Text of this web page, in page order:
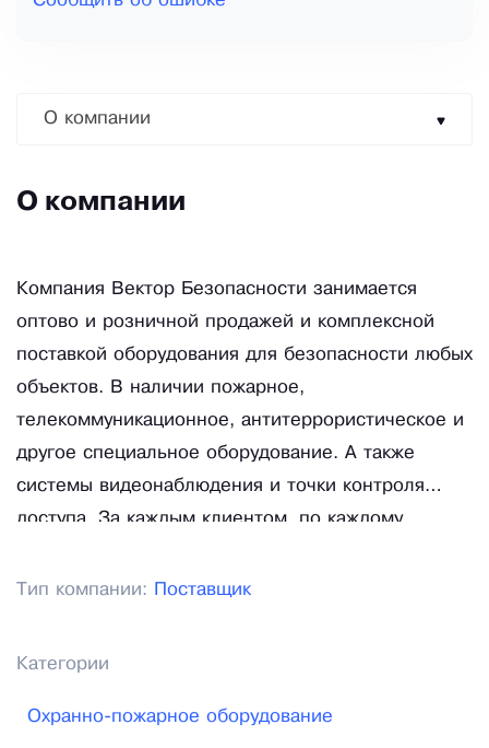
О компании
О компании
Компания Вектор Безопасности занимается
оптово и розничной продажей и комплексной
поставкой оборудования для безопасности любых
объектов. В наличии пожарное,
телекоммуникационное, антитеррористическое и
другое специальное оборудование. А также
системы видеонаблюдения и точки контроля
доступа. За каждым клиентом, по каждому
что обеспечивает быструю и качественную
Тип компании: Поставщик
Категории
Охранно-пожарное оборудование